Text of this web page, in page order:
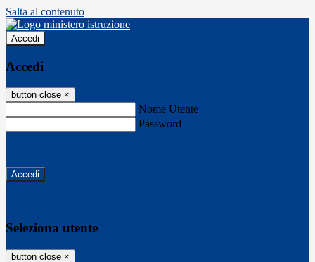
Salta al contenuto
Accedi
Accedi
button close ×
Nome Utente
Password
-
Seleziona utente
button close ×